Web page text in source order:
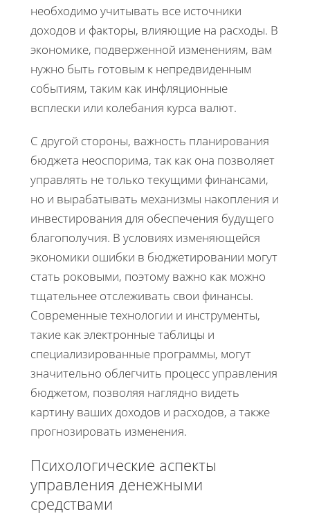
необходимо учитывать все источники
доходов и факторы, влияющие на расходы. В
экономике, подверженной изменениям, вам
нужно быть готовым к непредвиденным
событиям, таким как инфляционные
всплески или колебания курса валют.
С другой стороны, важность планирования
бюджета неоспорима, так как она позволяет
управлять не только текущими финансами,
но и вырабатывать механизмы накопления и
инвестирования для обеспечения будущего
благополучия. В условиях изменяющейся
экономики ошибки в бюджетировании могут
стать роковыми, поэтому важно как можно
тщательнее отслеживать свои финансы.
Современные технологии и инструменты,
такие как электронные таблицы и
специализированные программы, могут
значительно облегчить процесс управления
бюджетом, позволяя наглядно видеть
картину ваших доходов и расходов, а также
прогнозировать изменения.
Психологические аспекты
управления денежными
средствами